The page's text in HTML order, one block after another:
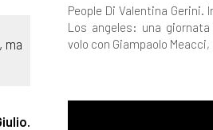
ma
People Di Valentina Gerini.
Los angeles: una
volo con Giampaolo Meacci,